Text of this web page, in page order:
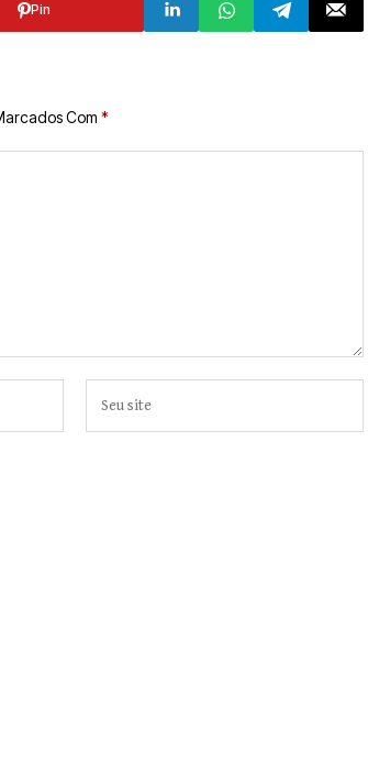
Pin
Com *
Pedágio da BR-163 em